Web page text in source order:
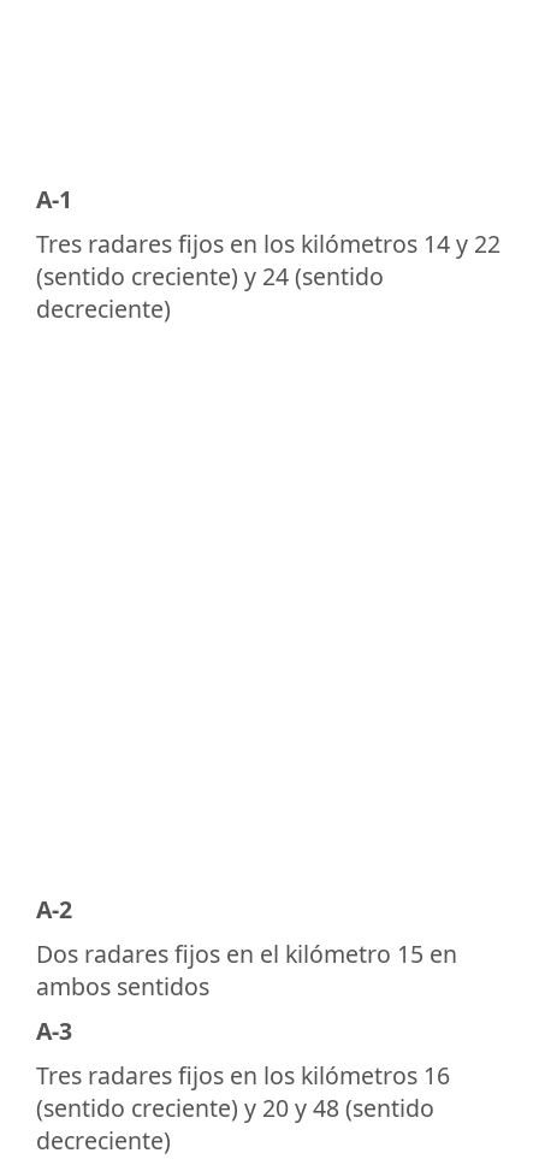
A-1
Tres radares fijos en los kilómetros 14 y 22
(sentido creciente) y 24 (sentido
decreciente)
A-2
Dos radares fijos en el kilómetro 15 en
ambos sentidos
A-3
Tres radares fijos en los kilómetros 16
(sentido creciente) y 20 y 48 (sentido
decreciente)